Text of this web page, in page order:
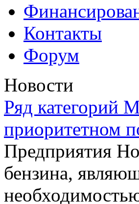
Контакты
Форум
Новости
Ряд категорий
приоритетном
Предприятия
бензина,